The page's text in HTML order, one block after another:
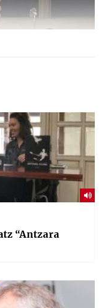
“Antzara